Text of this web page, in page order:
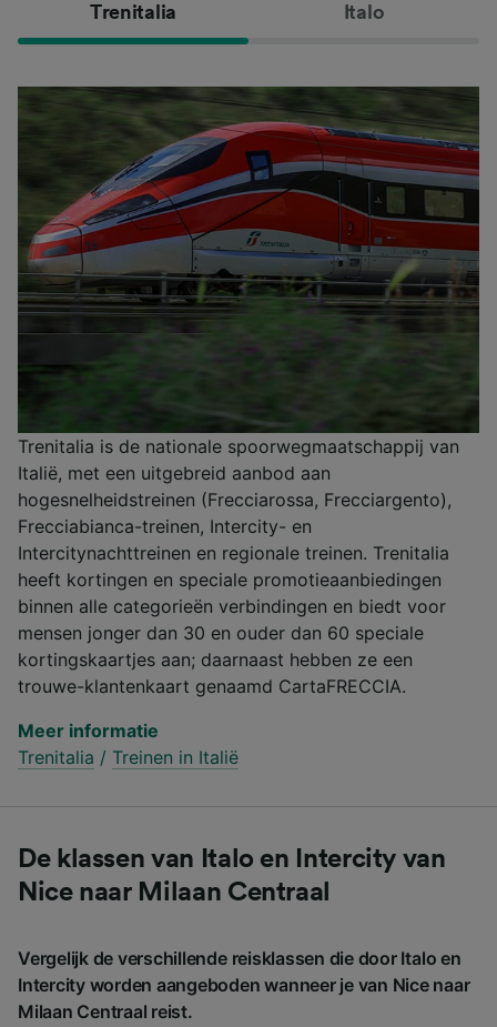
Trenitalia Italo
Trenitalia is de nationale spoorwegmaatschappij van
Italië, met een uitgebreid aanbod aan
hogesnelheidstreinen (Frecciarossa, Frecciargento),
Frecciabianca-treinen, Intercity- en
Intercitynachttreinen en regionale treinen. Trenitalia
heeft kortingen en speciale promotieaanbiedingen
binnen alle categorieën verbindingen en biedt voor
mensen jonger dan 30 en ouder dan 60 speciale
kortingskaartjes aan; daarnaast hebben ze een
trouwe-klantenkaart genaamd CartaFRECCIA.
Meer informatie
Trenitalia / Treinen in Italië
De klassen van Italo en Intercity van
Nice naar Milaan Centraal
Vergelijk de verschillende reisklassen die door Italo en
Intercity worden aangeboden wanneer je van Nice naar
Milaan Centraal reist.